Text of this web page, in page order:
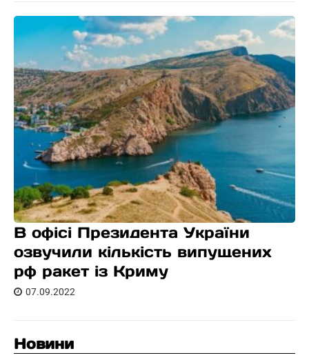
В офісі Президента України
озвучили кількість випущених
рф ракет із Криму
07.09.2022
Новини